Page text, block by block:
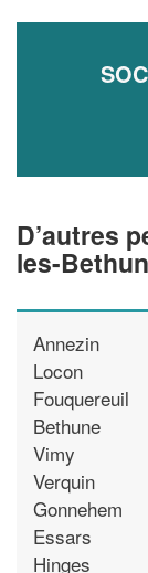
D’autres
les-
Annezin
Locon
Fouquereuil
Bethune
Vimy
Verquin
Gonnehem
Essars
Hinges